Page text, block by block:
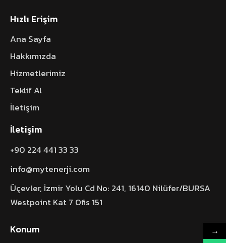
Hızlı Erişim
Ana Sayfa
Hakkımızda
Hizmetlerimiz
Teklif Al
İletişim
İletişim
+90 224 441 33 33
info@mytenerji.com
Üçevler, İzmir Yolu Cd No: 241, 16140 Nilüfer/BURSA
Westpoint Kat 7 Ofis 151
Konum →